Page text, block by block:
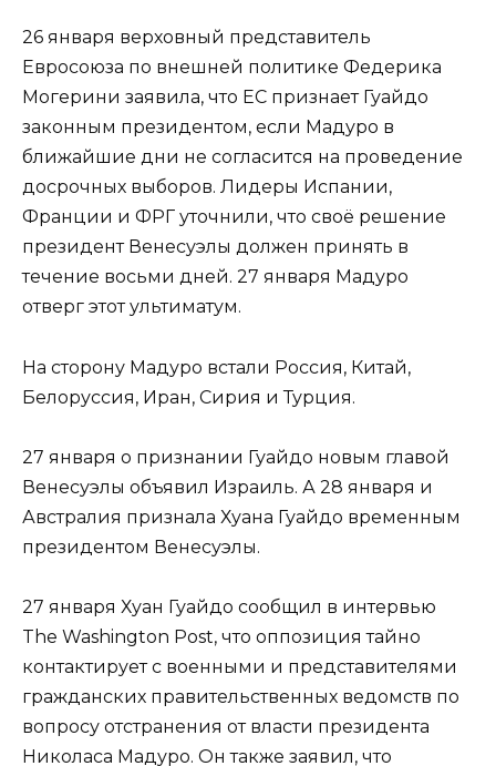
26 января верховный представитель
Евросоюза по внешней политике Федерика
Могерини заявила, что ЕС признает Гуайдо
законным президентом, если Мадуро в
ближайшие дни не согласится на проведение
досрочных выборов. Лидеры Испании,
Франции и ФРГ уточнили, что своё решение
президент Венесуэлы должен принять в
течение восьми дней. 27 января Мадуро
отверг этот ультиматум.
На сторону Мадуро встали Россия, Китай,
Белоруссия, Иран, Сирия и Турция.
27 января о признании Гуайдо новым главой
Венесуэлы объявил Израиль. А 28 января и
Австралия признала Хуана Гуайдо временным
президентом Венесуэлы.
27 января Хуан Гуайдо сообщил в интервью
The Washington Post, что оппозиция тайно
контактирует с военными и представителями
гражданских правительственных ведомств по
вопросу отстранения от власти президента
Николаса Мадуро. Он также заявил, что